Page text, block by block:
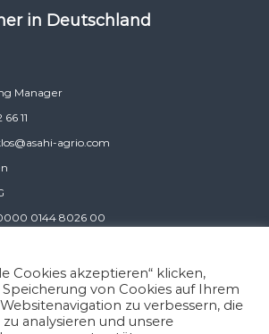
in Deutschland
Manager
11
agrio.com
0144 8026 00
Cookies akzeptieren“ klicken,
von Cookies auf Ihrem
zu verbessern, die
analysieren und unsere